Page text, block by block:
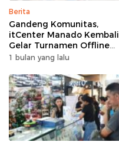
Berita
Gandeng Komunitas,
itCenter Manado Kembali
Gelar Turnamen Offline
Free Fire, 60 Tim Siap
1 bulan yang lalu